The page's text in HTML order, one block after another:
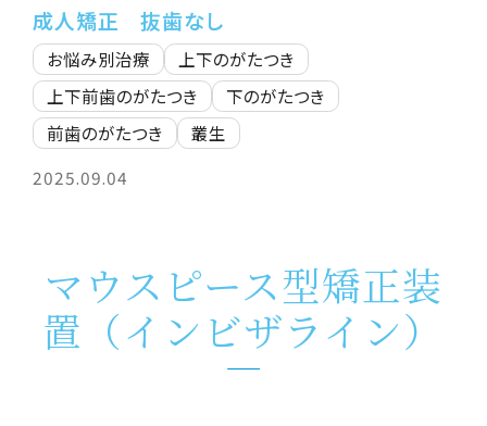
成人矯正
抜歯なし
お悩み別治療
上下のがたつき
上下前歯のがたつき
下のがたつき
前歯のがたつき
叢生
2025.09.04
マウスピース型矯正装
置（インビザライン）